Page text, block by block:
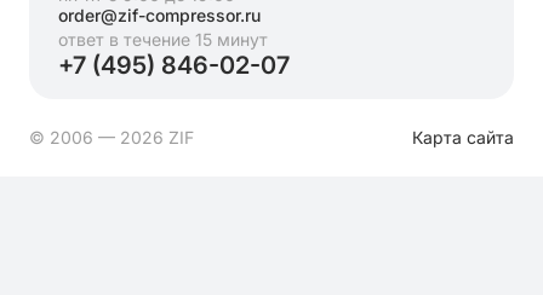
order@zif-compressor.ru
ответ в течение 15 минут
+7 (495) 846-02-07
© 2006 — 2026 ZIF Карта сайта